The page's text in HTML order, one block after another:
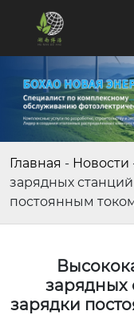
Главная - Новости
зарядных
постоянным
зарядных
зарядки